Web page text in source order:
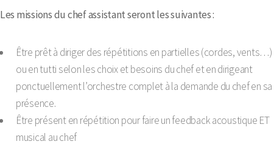
Les missions du chef assistant seront les suivantes :
Être prêt à diriger des répétitions en partielles (cordes, vents…)
ou en tutti selon les choix et besoins du chef et en dirigeant
ponctuellement l’orchestre complet à la demande du chef en sa
présence.
Être présent en répétition pour faire un feedback acoustique ET
musical au chef